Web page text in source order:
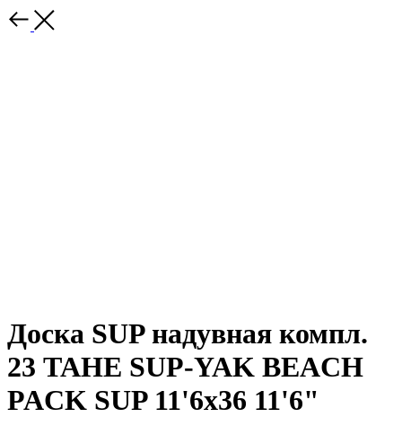
Доска SUP надувная компл.
23 TAHE SUP-YAK BEACH
PACK SUP 11'6x36 11'6"